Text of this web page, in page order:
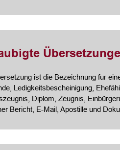
ist die Bezeichnung für
Ledigkeitsbescheinigung,
Diplom, Zeugnis,
Bericht, E-Mail, Apostille und